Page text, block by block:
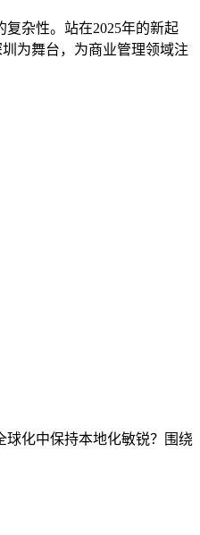
杂性。站在2025年的新起
为舞台，为商业管理领域注
化中保持本地化敏锐？围绕